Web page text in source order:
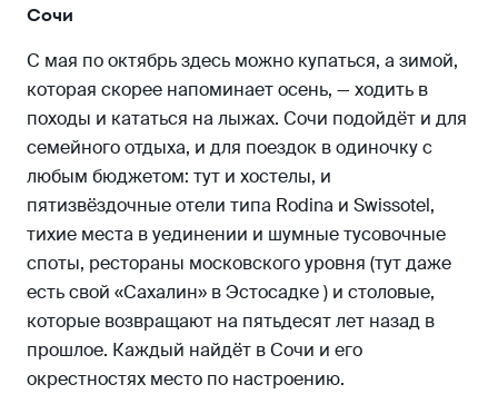
Сочи
С мая по октябрь здесь можно купаться, а зимой,
которая скорее напоминает осень, — ходить в
походы и кататься на лыжах. Сочи подойдёт и для
семейного отдыха, и для поездок в одиночку с
любым бюджетом: тут и хостелы, и
пятизвёздочные отели типа Rodina и Swissotel,
тихие места в уединении и шумные тусовочные
споты, рестораны московского уровня (тут даже
есть свой «Сахалин» в Эстосадке ) и столовые,
которые возвращают на пятьдесят лет назад в
прошлое. Каждый найдёт в Сочи и его
окрестностях место по настроению.